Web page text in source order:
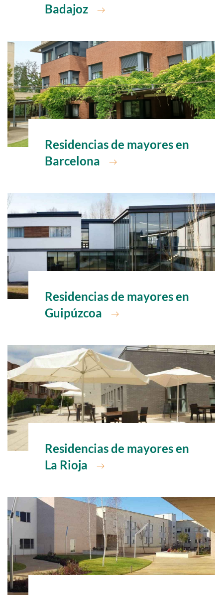
Badajoz
Ir a
Residencias de mayores en
Barcelona
Ir a
Residencias de mayores en
Guipúzcoa
Ir a
Residencias de mayores en
La Rioja